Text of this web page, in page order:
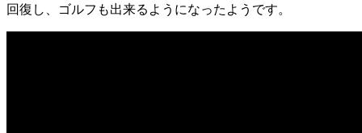
回復し、ゴルフも出来るようになったようです。